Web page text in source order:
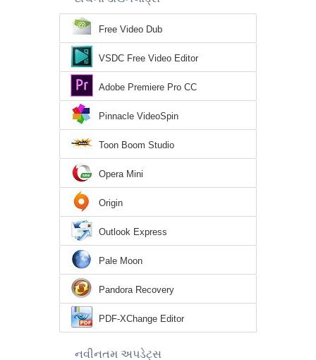
Free Video Dub
VSDC Free Video Editor
Adobe Premiere Pro CC
Pinnacle VideoSpin
Toon Boom Studio
Opera Mini
Origin
Outlook Express
Pale Moon
Pandora Recovery
PDF-XChange Editor
નવીનતમ અપડેટ્સ